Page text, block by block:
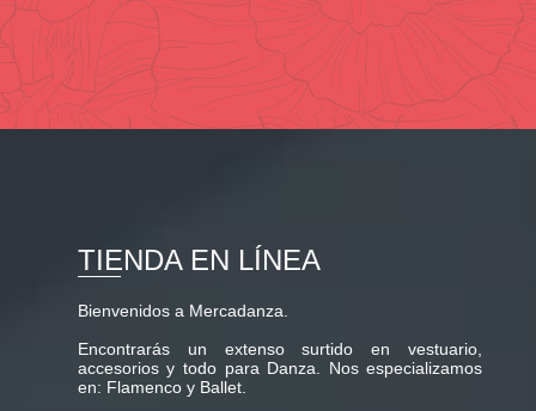
TIENDA EN LÍNEA
Bienvenidos a Mercadanza.
Encontrarás un extenso surtido en vestuario,
accesorios y todo para Danza. Nos especializamos
en: Flamenco y Ballet.